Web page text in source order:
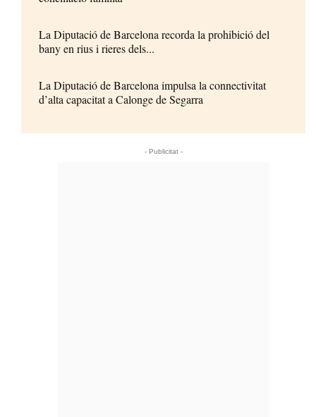
La Diputació de Barcelona recorda la prohibició del
bany en rius i rieres dels...
La Diputació de Barcelona impulsa la connectivitat
d’alta capacitat a Calonge de Segarra
- Publicitat -